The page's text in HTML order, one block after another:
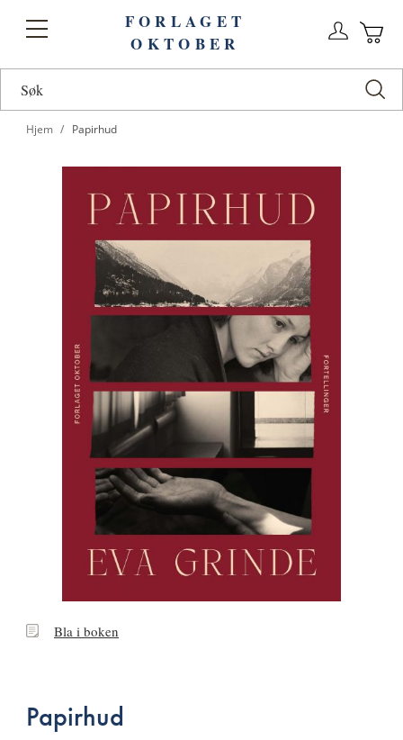
Toggle
FORLAGET
OKTOBER
Hjem Papirhud
BlaBla i boken
Papirhud